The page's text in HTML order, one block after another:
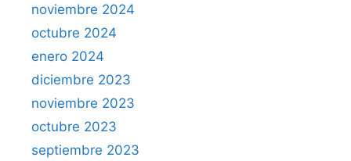
noviembre 2024
octubre 2024
enero 2024
diciembre 2023
noviembre 2023
octubre 2023
septiembre 2023